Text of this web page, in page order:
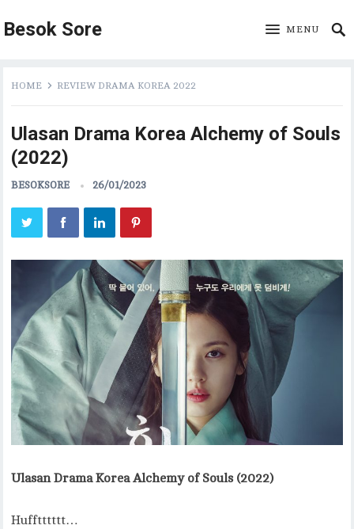
Besok Sore MENU
HOME REVIEW DRAMA KOREA 2022
Ulasan Drama Korea Alchemy of Souls
(2022)
BESOKSORE 26/01/2023
Ulasan Drama KoreaAlchemy of Souls (2022)
Hufftttttt…